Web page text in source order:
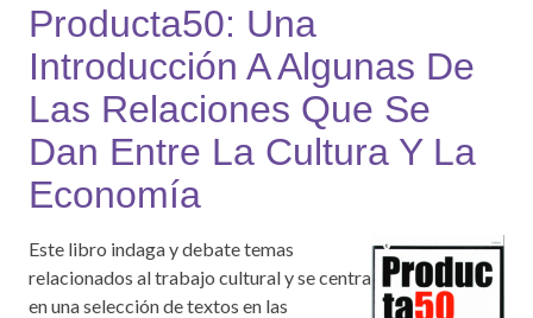
Producta50: Una
Introducción A Algunas De
Las Relaciones Que Se
Dan Entre La Cultura Y La
Economía
Este libro indaga y debate temas
relacionados al trabajo cultural y se centra
en una selección de textos en las